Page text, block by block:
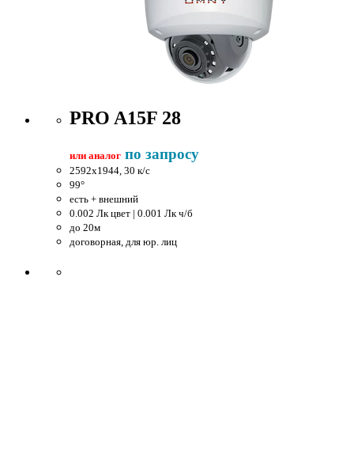
PRO A15F 28
или аналог по запросу
2592x1944, 30 к/c
99°
есть + внешний
0.002 Лк цвет | 0.001 Лк ч/б
до 20м
договорная, для юр. лиц